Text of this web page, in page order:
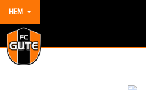
HEM
HEM